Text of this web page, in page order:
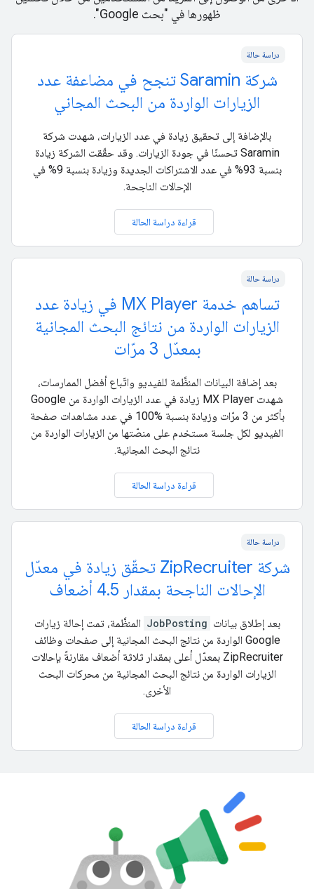
ظهورها في "بحث Google".
دراسة حالة
شركة Saramin تنجح في مضاعفة عدد
الزيارات الواردة من البحث المجاني
بالإضافة إلى تحقيق زيادة في عدد الزيارات، شهدت شركة
Saramin تحسنًا في جودة الزيارات. وقد حقّقت الشركة زيادة
بنسبة 93% في عدد الاشتراكات الجديدة وزيادة بنسبة 9% في
الإحالات الناجحة.
قراءة دراسة الحالة
دراسة حالة
تساهم خدمة MX Player في زيادة عدد
الزيارات الواردة من نتائج البحث المجانية
بمعدّل 3 مرّات
بعد إضافة البيانات المنظَّمة للفيديو واتّباع أفضل الممارسات،
شهدت MX Player زيادة في عدد الزيارات الواردة من Google
بأكثر من 3 مرّات وزيادة بنسبة %100 في عدد مشاهدات صفحة
الفيديو لكل جلسة مستخدم على منصّتها من الزيارات الواردة من
نتائج البحث المجانية.
قراءة دراسة الحالة
دراسة حالة
شركة ZipRecruiter تحقّق زيادة في معدّل
الإحالات الناجحة بمقدار 4.5 أضعاف
بعد إطلاق بيانات JobPosting المنظَّمة، تمت إحالة زيارات
Google الواردة من نتائج البحث المجانية إلى صفحات وظائف
ZipRecruiter بمعدّل أعلى بمقدار ثلاثة أضعاف مقارنةً بإحالات
الزيارات الواردة من نتائج البحث المجانية من محركات البحث
الأخرى.
قراءة دراسة الحالة